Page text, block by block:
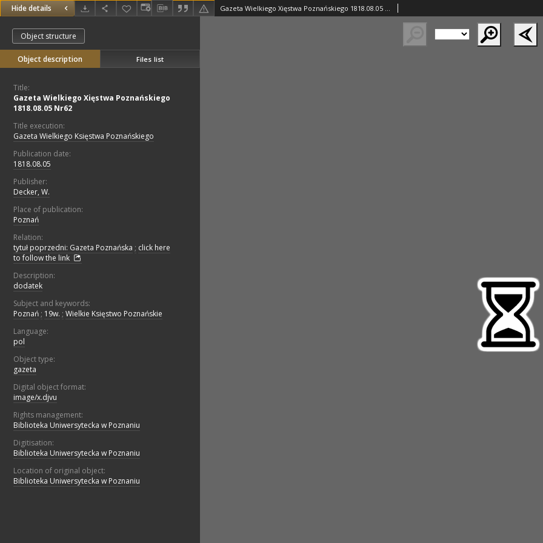
Hide details Gazeta Wielkiego Xięstwa Poznańskiego 1818.08.05 Nr62
Object structure
Object description Files list
Title:
Gazeta Wielkiego Xięstwa Poznańskiego
1818.08.05 Nr62
Title execution:
Gazeta Wielkiego Księstwa Poznańskiego
Publication date:
1818.08.05
Publisher:
Decker, W.
Place of publication:
Poznań
Relation:
tytuł poprzedni: Gazeta Poznańska ; click here
to follow the link
Description:
dodatek
Subject and keywords:
Poznań ; 19w. ; Wielkie Księstwo Poznańskie
Language:
pol
Object type:
gazeta
Digital object format:
image/x.djvu
Rights management:
Biblioteka Uniwersytecka w Poznaniu
Digitisation:
Biblioteka Uniwersytecka w Poznaniu
Location of original object:
Biblioteka Uniwersytecka w Poznaniu